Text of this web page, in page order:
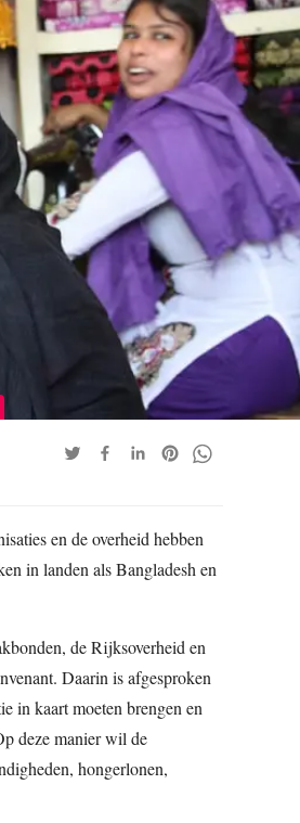
en de overheid hebben
in landen als Bangladesh en
de Rijksoverheid en
Daarin is afgesproken
in kaart moeten brengen en
deze manier wil de
hongerlonen,